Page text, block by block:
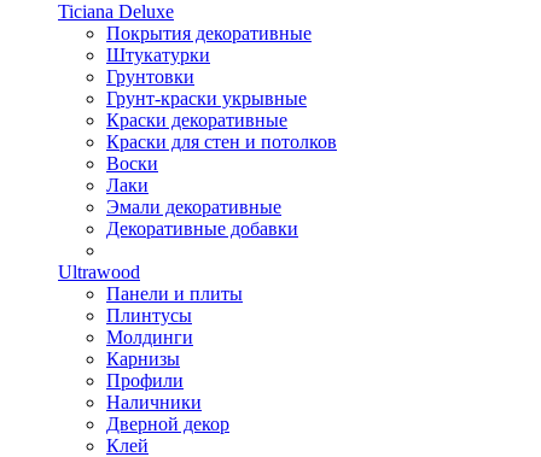
Ticiana Deluxe
Покрытия декоративные
Штукатурки
Грунтовки
Грунт-краски укрывные
Краски декоративные
Краски для стен и потолков
Воски
Лаки
Эмали декоративные
Декоративные добавки
Ultrawood
Панели и плиты
Плинтусы
Молдинги
Карнизы
Профили
Наличники
Дверной декор
Клей